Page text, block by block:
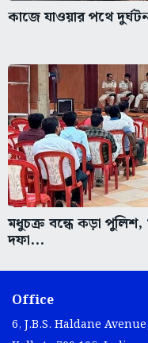
কাজে যাওয়ার পথে
মধুচক্র বন্ধে কড়া
দফা...
Office
6, J.B.S. Haldane Avenue,